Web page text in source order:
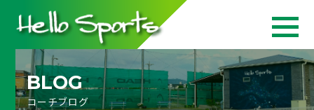
BLOG
コーチブログ